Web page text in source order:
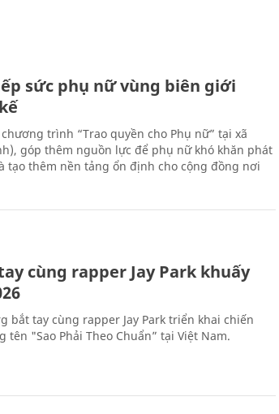
sức phụ nữ vùng biên giới
trình “Trao quyền cho Phụ nữ” tại xã
góp thêm nguồn lực để phụ nữ khó khăn phát
tạo thêm nền tảng ổn định cho cộng đồng nơi
cùng rapper Jay Park khuấy
bắt tay cùng rapper Jay Park triển khai chiến
tên "Sao Phải Theo Chuẩn” tại Việt Nam.